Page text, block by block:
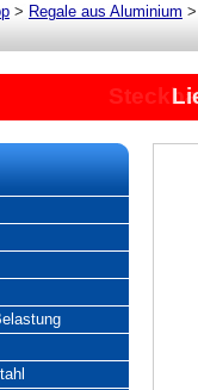
> Regale aus Aluminium >